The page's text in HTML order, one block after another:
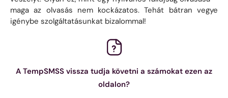
maga az olvasás nem kockázatos. Tehát bátran vegye
igénybe szolgáltatásunkat bizalommal!
A TempSMSS vissza tudja követni a számokat ezen az
oldalon?